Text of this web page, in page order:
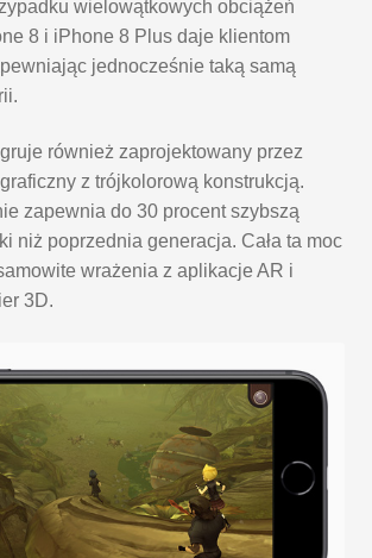
wielowątkowych obciążeń
8 i iPhone 8 Plus daje klientom
jednocześnie taką samą
również zaprojektowany przez
z trójkolorową konstrukcją.
zapewnia do 30 procent szybszą
niż poprzednia generacja. Cała ta moc
wrażenia z aplikacje AR i
3D.